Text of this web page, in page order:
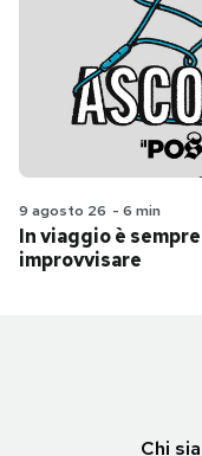
9 agosto 26 - 6 min
In viaggio è
improvvisare
Chi